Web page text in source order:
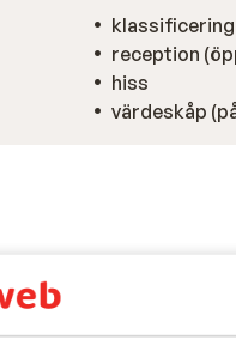
reception
hiss
värdeskåp